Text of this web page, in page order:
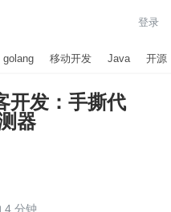
登录
golang 移动开发 Java 开源
开发：手撕代
器
4 分钟